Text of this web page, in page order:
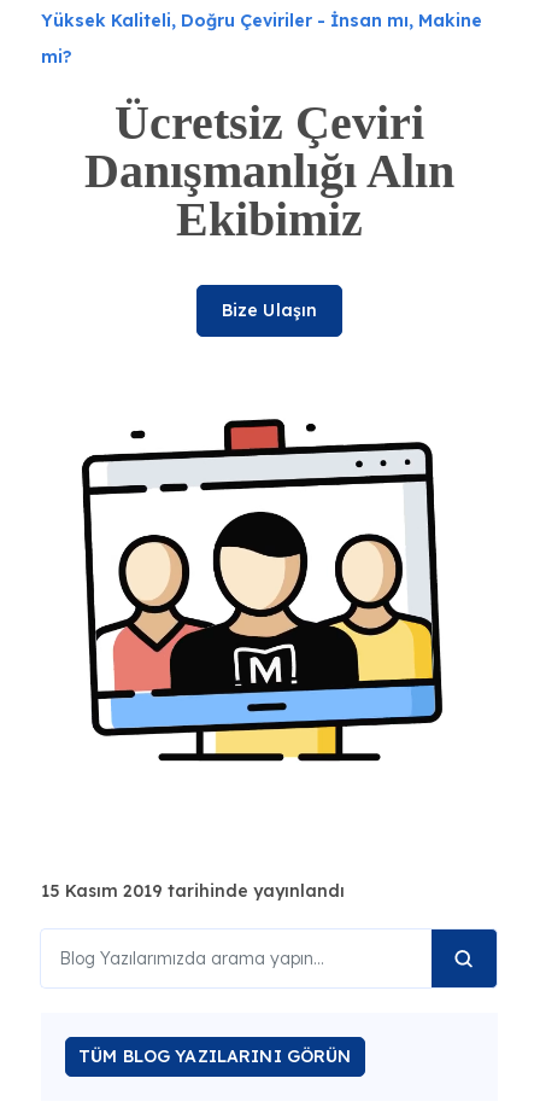
Yüksek Kaliteli, Doğru Çeviriler - İnsan mı, Makine
mi?
Ücretsiz Çeviri
Danışmanlığı Alın
Ekibimiz
Bize Ulaşın
15 Kasım 2019 tarihinde yayınlandı
TÜM BLOG YAZILARINI GÖRÜN